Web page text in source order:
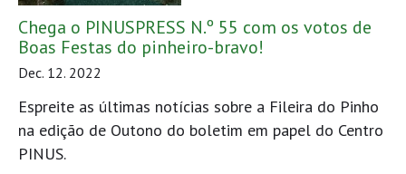
Chega o PINUSPRESS N.º 55 com os votos de
Boas Festas do pinheiro-bravo!
Dec. 12. 2022
Espreite as últimas notícias sobre a Fileira do Pinho
na edição de Outono do boletim em papel do Centro
PINUS.